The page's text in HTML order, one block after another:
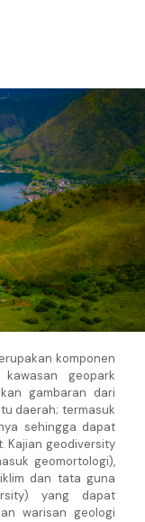
komponen
geopark
gambaran dari
daerah; termasuk
sehingga dapat
Kajian geodiversity
geomortologi),
dan tata guna
yang dapat
warisan geologi